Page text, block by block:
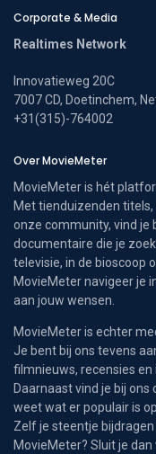
Corporate & Media
Realtimes Network
Innovatieweg 20C
7007 CD, Doetinchem,
+31(315)-764002
Over MovieMeter
MovieMeter is hét
Met tienduizenden
onze community, vind je
documentaire die je
televisie, in de bioscoop
MovieMeter navigeer je
aan jouw wensen.
MovieMeter is echter
Je bent bij ons tevens
filmnieuws, recensies
Daarnaast vind je bij
weet wat er populair is
Zelf je steentje
MovieMeter? Sluit je